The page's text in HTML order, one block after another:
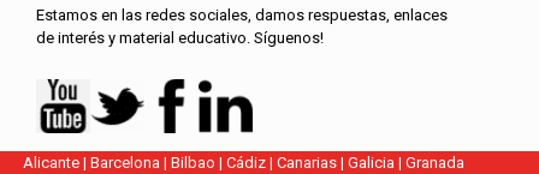
Estamos en las redes sociales, damos respuestas, enlaces
de interés y material educativo. Síguenos!
Alicante| Barcelona | Bilbao | Cádiz| Canarias| Galicia | Granada